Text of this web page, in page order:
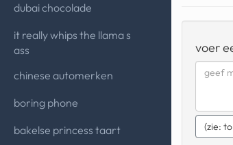
dubai chocolade
it really whips the llama s
ass
chinese automerken
boring phone
bakelse princess taart
voer
(zie: